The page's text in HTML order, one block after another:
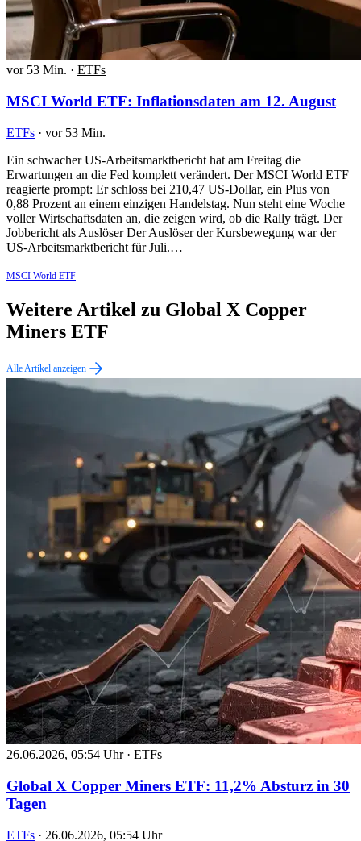
vor 53 Min. · ETFs
MSCI World ETF: Inflationsdaten am 12. August
ETFs · vor 53 Min.
Ein schwacher US-Arbeitsmarktbericht hat am Freitag die
Erwartungen an die Fed komplett verändert. Der MSCI World ETF
reagierte prompt: Er schloss bei 210,47 US-Dollar, ein Plus von
0,88 Prozent an einem einzigen Handelstag. Nun steht eine Woche
voller Wirtschaftsdaten an, die zeigen wird, ob die Rally trägt. Der
Jobbericht als Auslöser Der Auslöser der Kursbewegung war der
US-Arbeitsmarktbericht für Juli.…
MSCI World ETF
Weitere Artikel zu Global X Copper
Miners ETF
Alle Artikel anzeigen
26.06.2026, 05:54 Uhr · ETFs
Global X Copper Miners ETF: 11,2% Absturz in 30
Tagen
ETFs · 26.06.2026, 05:54 Uhr